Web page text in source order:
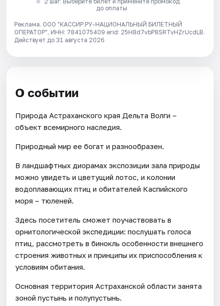
до оплаты
Реклама. ООО "КАССИР.РУ-НАЦИОНАЛЬНЫЙ БИЛЕТНЫЙ
ОПЕРАТОР", ИНН: 7841075409 erid: 25H8d7vbP8SRTvHZrUcdLB.
Действует до 31 августа 2026
О событии
Природа Астраханского края Дельта Волги –
объект всемирного наследия.
Природный мир ее богат и разнообразен.
В ландшафтных диорамах экспозиции зала природы
можно увидеть и цветущий лотос, и колонии
водоплавающих птиц и обитателей Каспийского
моря – тюленей.
Здесь посетитель сможет поучаствовать в
орнитологической экспедиции: послушать голоса
птиц, рассмотреть в бинокль особенности внешнего
строения животных и принципы их приспособления к
условиям обитания.
Основная территория Астраханской области занята
зоной пустынь и полупустынь.